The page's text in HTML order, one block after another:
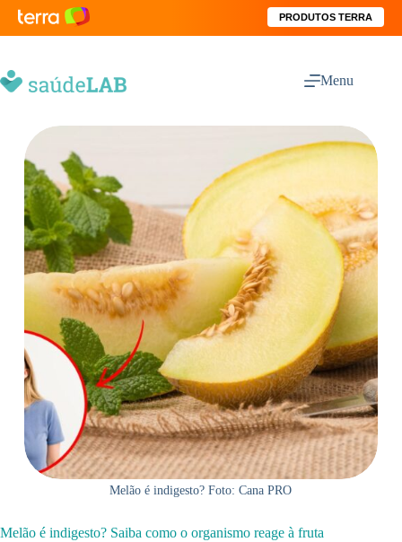
PRODUTOS TERRA
Menu
Melão é indigesto? Foto: Cana PRO
Melão é indigesto? Saiba como o organismo reage à fruta